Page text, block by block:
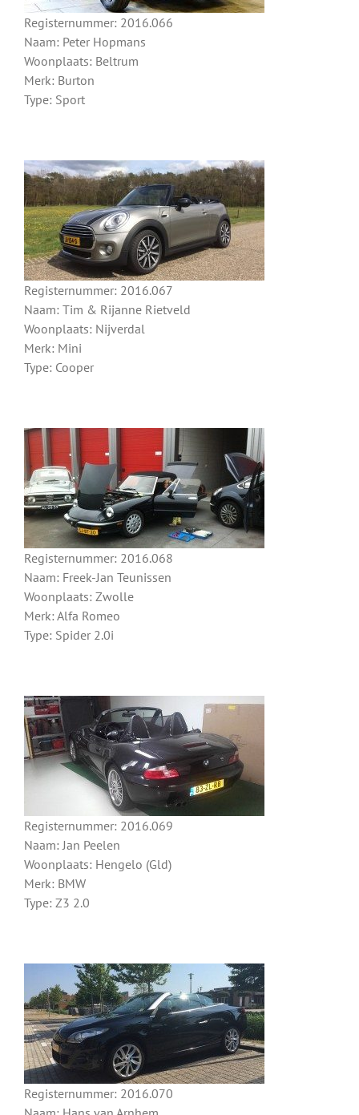
Registernummer: 2016.066
Naam: Peter Hopmans
Woonplaats: Beltrum
Merk: Burton
Type: Sport
Registernummer: 2016.067
Naam: Tim & Rijanne Rietveld
Woonplaats: Nijverdal
Merk: Mini
Type: Cooper
Registernummer: 2016.068
Naam: Freek-Jan Teunissen
Woonplaats: Zwolle
Merk: Alfa Romeo
Type: Spider 2.0i
Registernummer: 2016.069
Naam: Jan Peelen
Woonplaats: Hengelo (Gld)
Merk: BMW
Type: Z3 2.0
Registernummer: 2016.070